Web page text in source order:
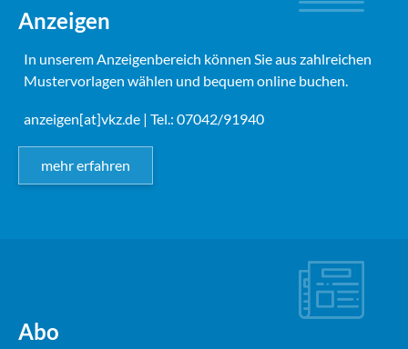
Anzeigen
In unserem Anzeigenbereich können Sie aus zahlreichen
Mustervorlagen wählen und bequem online buchen.
anzeigen[at]vkz.de | Tel.: 07042/91940
mehr erfahren
Abo